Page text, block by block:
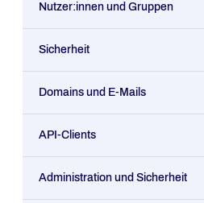
Nutzer:innen und Gruppen
Sicherheit
Domains und E-Mails
API-Clients
Administration und Sicherheit